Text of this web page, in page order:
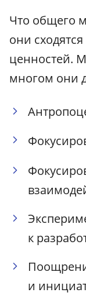
Что общего
они
ценностей.
многом они
к
и